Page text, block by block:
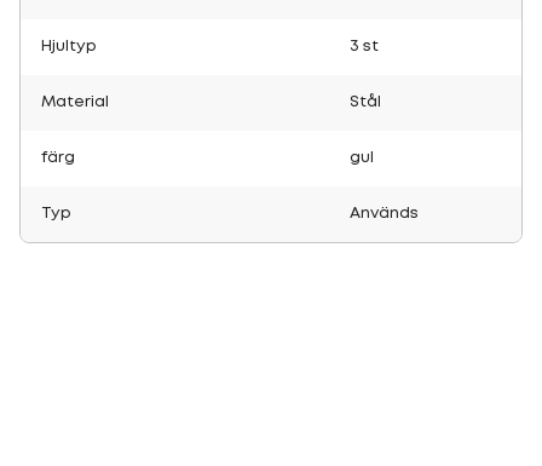
Hjultyp 3 st
Material Stål
färg gul
Typ Används